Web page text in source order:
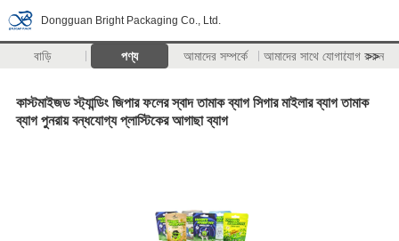
Dongguan Bright Packaging Co., Ltd.
বাড়ি পণ্য আমাদের সম্পর্কে আমাদের সাথে যোগাযোগ করুন
>>
কাস্টমাইজড স্ট্যান্ডিং জিপার ফলের স্বাদ তামাক ব্যাগ সিগার মাইলার ব্যাগ তামাক
ব্যাগ পুনরায় বন্ধযোগ্য প্লাস্টিকের আগাছা ব্যাগ